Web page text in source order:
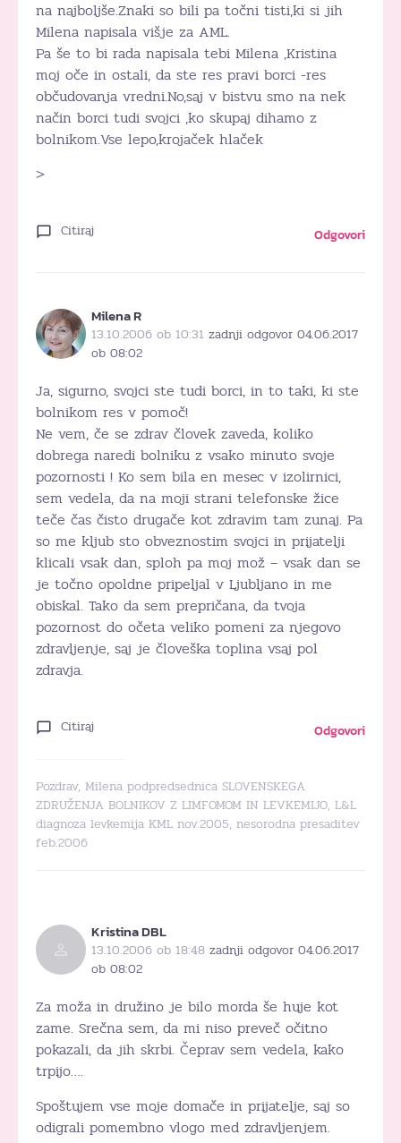
na najboljše.Znaki so bili pa točni tisti,ki si jih
Milena napisala višje za AML.
Pa še to bi rada napisala tebi Milena ,Kristina
moj oče in ostali, da ste res pravi borci -res
občudovanja vredni.No,saj v bistvu smo na nek
način borci tudi svojci ,ko skupaj dihamo z
bolnikom.Vse lepo,krojaček hlaček
>
Citiraj Odgovori
Milena R
13.10.2006 ob 10:31 zadnji odgovor 04.06.2017
ob 08:02
Ja, sigurno, svojci ste tudi borci, in to taki, ki ste
bolnikom res v pomoč!
Ne vem, če se zdrav človek zaveda, koliko
dobrega naredi bolniku z vsako minuto svoje
pozornosti ! Ko sem bila en mesec v izolirnici,
sem vedela, da na moji strani telefonske žice
teče čas čisto drugače kot zdravim tam zunaj. Pa
so me kljub sto obveznostim svojci in prijatelji
klicali vsak dan, sploh pa moj mož – vsak dan se
je točno opoldne pripeljal v Ljubljano in me
obiskal. Tako da sem prepričana, da tvoja
pozornost do očeta veliko pomeni za njegovo
zdravljenje, saj je človeška toplina vsaj pol
zdravja.
Citiraj Odgovori
Pozdrav, Milena podpredsednica SLOVENSKEGA
ZDRUŽENJA BOLNIKOV Z LIMFOMOM IN LEVKEMIJO, L&L
diagnoza levkemija KML nov.2005, nesorodna presaditev
feb.2006
Kristina DBL
13.10.2006 ob 18:48 zadnji odgovor 04.06.2017
ob 08:02
Za moža in družino je bilo morda še huje kot
zame. Srečna sem, da mi niso preveč očitno
pokazali, da jih skrbi. Čeprav sem vedela, kako
trpijo….
Spoštujem vse moje domače in prijatelje, saj so
odigrali pomembno vlogo med zdravljenjem.